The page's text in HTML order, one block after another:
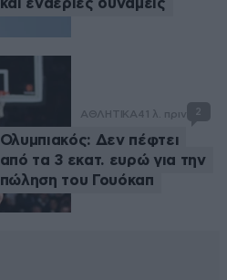
ΑΘΛΗΤΙΚΑ41 λ. πριν 2
Ολυμπιακός: Δεν πέφτει
από τα 3 εκατ. ευρώ για την
πώληση του Γουόκαπ